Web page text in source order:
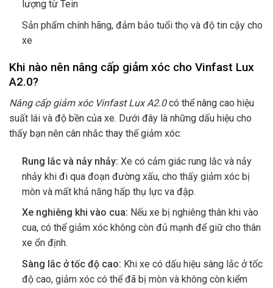
lượng từ Tein
Sản phẩm chính hãng, đảm bảo tuổi thọ và độ tin cậy cho
xe
Khi nào nên nâng cấp giảm xóc cho Vinfast Lux
A2.0?
Nâng cấp giảm xóc Vinfast Lux A2.0có thể nâng cao hiệu
suất lái và độ bền của xe. Dưới đây là những dấu hiệu cho
thấy bạn nên cân nhắc thay thế giảm xóc:
Rung lắc và nảy nhảy: Xe có cảm giác rung lắc và nảy
nhảy khi đi qua đoạn đường xấu, cho thấy giảm xóc bị
mòn và mất khả năng hấp thụ lực va đập.
Xe nghiêng khi vào cua: Nếu xe bị nghiêng thân khi vào
cua, có thể giảm xóc không còn đủ mạnh để giữ cho thân
xe ổn định.
Sàng lắc ở tốc độ cao: Khi xe có dấu hiệu sàng lắc ở tốc
độ cao, giảm xóc có thể đã bị mòn và không còn kiểm